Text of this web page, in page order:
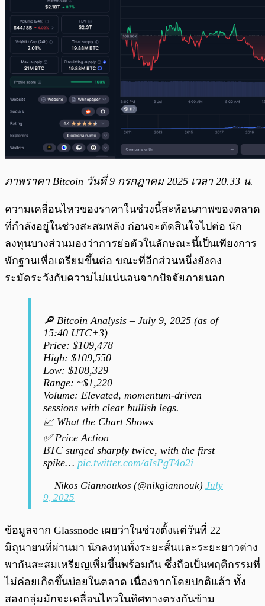
ภาพราคา Bitcoin วันที่ 9 กรกฎาคม 2025 เวลา 20.33 น.
ความเคลื่อนไหวของราคาในช่วงนี้สะท้อนภาพของตลาด
ที่กำลังอยู่ในช่วงสะสมพลัง ก่อนจะตัดสินใจไปต่อ นัก
ลงทุนบางส่วนมองว่าการย่อตัวในลักษณะนี้เป็นเพียงการ
พักฐานเพื่อเตรียมขึ้นต่อ ขณะที่อีกส่วนหนึ่งยังคง
ระมัดระวังกับความไม่แน่นอนจากปัจจัยภายนอก
🔎 Bitcoin Analysis – July 9, 2025 (as of
15:40 UTC+3)
Price: $109,478
High: $109,550
Low: $108,329
Range: ~$1,220
Volume: Elevated, momentum-driven
sessions with clear bullish legs.
📈 What the Chart Shows
✅ Price Action
BTC surged sharply twice, with the first
spike… pic.twitter.com/aIsPgT4o2i
— Nikos Giannoukos (@nikgiannouk) July
9, 2025
ข้อมูลจาก Glassnode เผยว่าในช่วงตั้งแต่วันที่ 22
มิถุนายนที่ผ่านมา นักลงทุนทั้งระยะสั้นและระยะยาวต่าง
พากันสะสมเหรียญเพิ่มขึ้นพร้อมกัน ซึ่งถือเป็นพฤติกรรมที่
ไม่ค่อยเกิดขึ้นบ่อยในตลาด เนื่องจากโดยปกติแล้ว ทั้ง
สองกลุ่มมักจะเคลื่อนไหวในทิศทางตรงกันข้าม